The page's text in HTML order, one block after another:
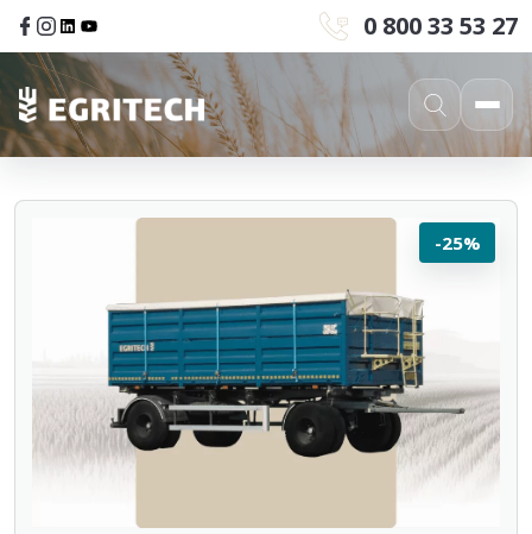
0 800 33 53 27
-25%